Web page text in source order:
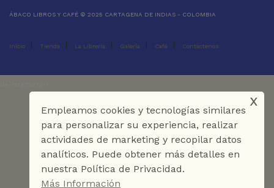
ÁBACO LIBROS Y CAFÉ © 2025 CARTAGENA DE INDIAS - COLOMBIA
Inicio Tienda La Librería Galería Café Contáctenos
Empleamos cookies y tecnologías similares
para personalizar su experiencia, realizar
actividades de marketing y recopilar datos
analíticos. Puede obtener más detalles en
nuestra Política de Privacidad.
Más Información
x